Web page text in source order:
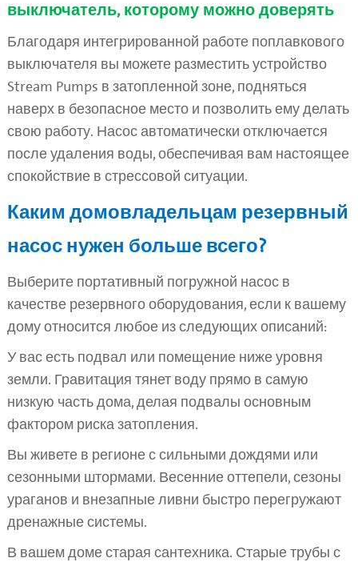
выключатель, которому можно доверять
Благодаря интегрированной работе поплавкового
выключателя вы можете разместить устройство
Stream Pumps в затопленной зоне, подняться
наверх в безопасное место и позволить ему делать
свою работу. Насос автоматически отключается
после удаления воды, обеспечивая вам настоящее
спокойствие в стрессовой ситуации.
Каким домовладельцам резервный
насос нужен больше всего?
Выберите портативный погружной насос в
качестве резервного оборудования, если к вашему
дому относится любое из следующих описаний:
У вас есть подвал или помещение ниже уровня
земли. Гравитация тянет воду прямо в самую
низкую часть дома, делая подвалы основным
фактором риска затопления.
Вы живете в регионе с сильными дождями или
сезонными штормами. Весенние оттепели, сезоны
ураганов и внезапные ливни быстро перегружают
дренажные системы.
В вашем доме старая сантехника. Старые трубы с